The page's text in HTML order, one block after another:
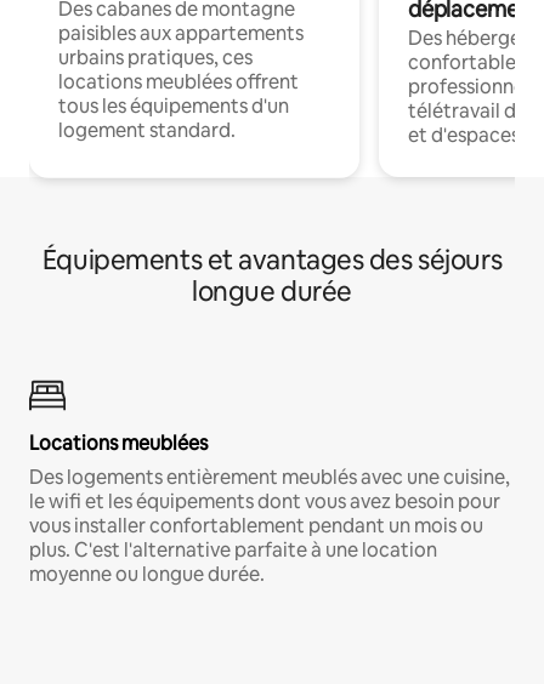
Des cabanes de montagne
paisibles aux appartements
urbains pratiques, ces
locations meublées offrent
tous les équipements d'un
logement standard.
déplacement
Des
confortables
professionnels
télétravail
et d'espaces
Équipements et avantages des séjours
longue durée
Locations meublées
Des logements entièrement meublés avec une cuisine,
le wifi et les équipements dont vous avez besoin pour
vous installer confortablement pendant un mois ou
plus. C'est l'alternative parfaite à une location
moyenne ou longue durée.